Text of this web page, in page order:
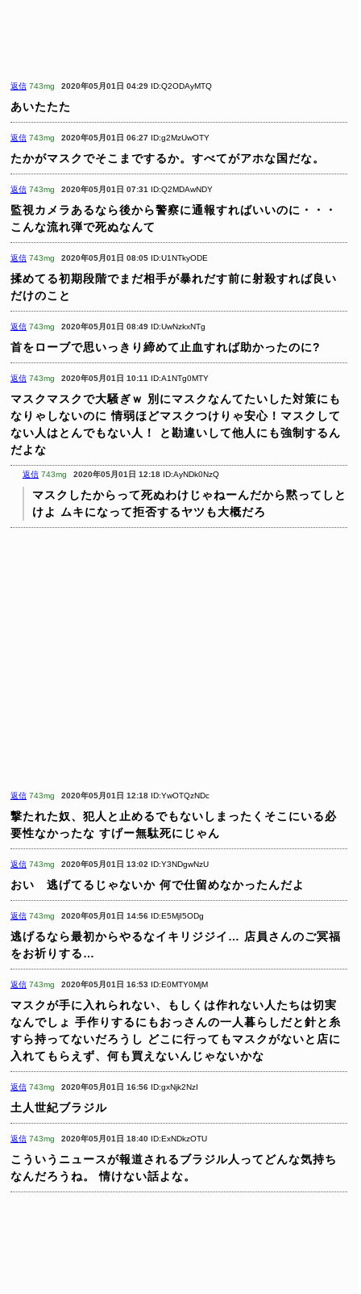
返信 743mg 2020年05月01日 04:29 ID:Q2ODAyMTQ
あいたたた
返信 743mg 2020年05月01日 06:27 ID:g2MzUwOTY
たかがマスクでそこまでするか。すべてがアホな国だな。
返信 743mg 2020年05月01日 07:31 ID:Q2MDAwNDY
監視カメラあるなら後から警察に通報すればいいのに・・・
こんな流れ弾で死ぬなんて
返信 743mg 2020年05月01日 08:05 ID:U1NTkyODE
揉めてる初期段階でまだ相手が暴れだす前に射殺すれば良い
だけのこと
返信 743mg 2020年05月01日 08:49 ID:UwNzkxNTg
首をローブで思いっきり締めて止血すれば助かったのに?
返信 743mg 2020年05月01日 10:11 ID:A1NTg0MTY
マスクマスクで大騒ぎｗ 別にマスクなんてたいした対策にも
なりゃしないのに 情弱ほどマスクつけりゃ安心！マスクして
ない人はとんでもない人！
と勘違いして他人にも強制するん
だよな
返信 743mg 2020年05月01日 12:18 ID:AyNDk0NzQ
マスクしたからって死ぬわけじゃねーんだから黙ってしと
けよ ムキになって拒否するヤツも大概だろ
返信 743mg 2020年05月01日 12:18 ID:YwOTQzNDc
撃たれた奴、犯人と止めるでもないしまったくそこにいる必
要性なかったな すげー無駄死にじゃん
返信 743mg 2020年05月01日 13:02 ID:Y3NDgwNzU
おい 逃げてるじゃないか 何で仕留めなかったんだよ
返信 743mg 2020年05月01日 14:56 ID:E5MjI5ODg
逃げるなら最初からやるなイキリジジイ… 店員さんのご冥福
をお祈りする…
返信 743mg 2020年05月01日 16:53 ID:E0MTY0MjM
マスクが手に入れられない、もしくは作れない人たちは切実
なんでしょ 手作りするにもおっさんの一人暮らしだと針と糸
すら持ってないだろうし どこに行ってもマスクがないと店に
入れてもらえず、何も買えないんじゃないかな
返信 743mg 2020年05月01日 16:56 ID:gxNjk2NzI
土人世紀ブラジル
返信 743mg 2020年05月01日 18:40 ID:ExNDkzOTU
こういうニュースが報道されるブラジル人ってどんな気持ち
なんだろうね。
情けない話よな。